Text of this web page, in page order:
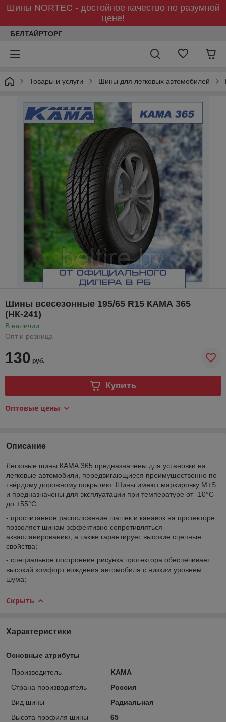
Шины NORTEC - достойное качество по разумной
цене!
БЕЛТАЙРТОРГ
Товары и услуги Шины для легковых автомобилей
Шины всесезонные 195/65 R15 КАМА 365
(НК-241)
В наличии
Опт и розница
130 руб.
Купить
Оптовые цены
Описание
Легковые шины КАМА 365 предназначены для установки на
легковые автомобили, передвигающиеся преимущественно по
твёрдому дорожному покрытию. Шины имеют маркировку M+S
и предназначены для эксплуатации при температуре от -10°С
до +55°С.
- просчитанное расположение шашек и канавок на протекторе
позволяет шинам эффективно сопротивляться
аквапланированию, а также гарантирует высокие сцепные
свойства;
- специальное построение рисунка протектора обеспечивает
высокий комфорт вождения автомобиля с низким уровнем
шума;
Скрыть
Характеристики
Основные атрибуты
Производитель
KAMA
Страна производитель
Россия
Вид шины
Радиальная
Высота профиля шины
65